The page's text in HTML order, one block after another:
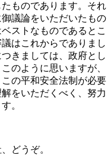
ものであります。それ
議論をいただいたもの
ストなものであるとこ
はこれからでありまし
きましては、政府とし
のように思いますが、
の平和安全法制が必要
をいただくべく、努力
。
どうぞ。